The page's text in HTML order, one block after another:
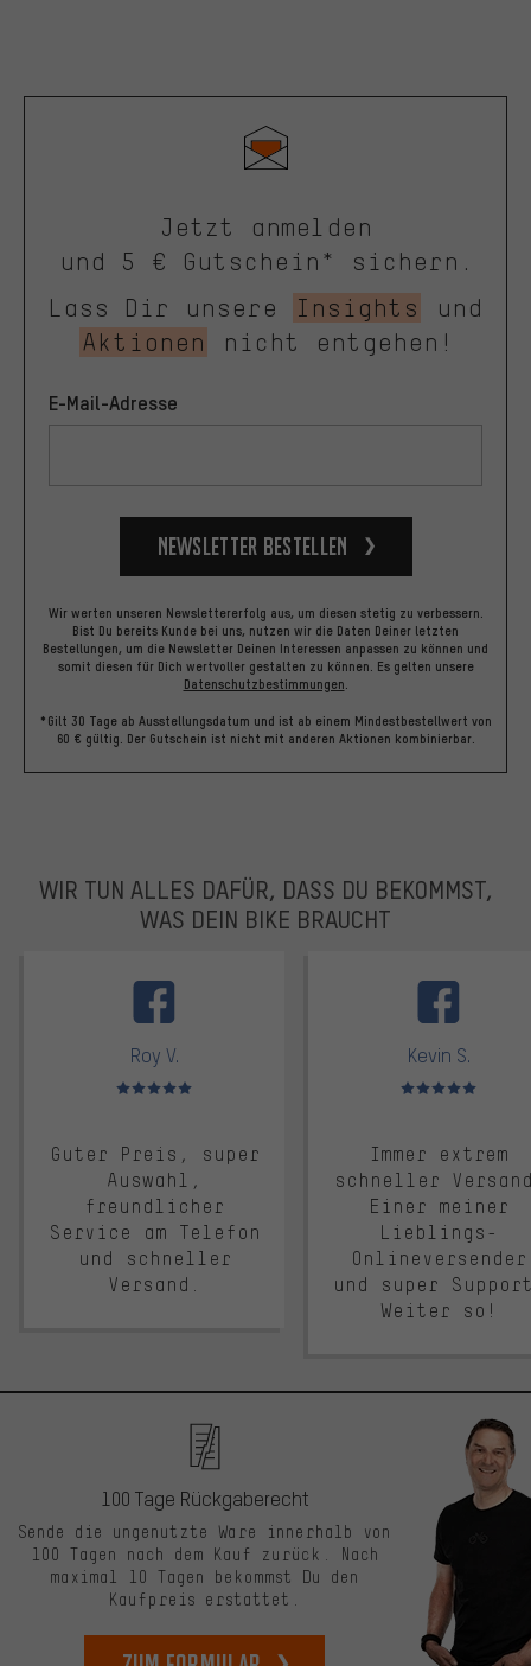
Jetzt anmelden
und 5 € Gutschein* sichern.
Lass Dir unsere
Insights
und
Aktionen
nicht entgehen!
E-Mail-Adresse
Newsletter bestellen
Wir werten unseren Newslettererfolg aus, um diesen stetig zu verbessern.
Bist Du bereits Kunde bei uns, nutzen wir die Daten Deiner letzten
Bestellungen, um die Newsletter Deinen Interessen anpassen zu können und
somit diesen für Dich wertvoller gestalten zu können. Es gelten unsere
Datenschutzbestimmungen.
*Gilt 30 Tage ab Ausstellungsdatum und ist ab einem Mindestbestellwert von
60 € gültig. Der Gutschein ist nicht mit anderen Aktionen kombinierbar.
WIR TUN ALLES DAFÜR, DASS DU BEKOMMST,
WAS DEIN BIKE BRAUCHT
Roy V.
Bewertungen: 5 von 5
Guter Preis, super
Auswahl,
freundlicher
Service am Telefon
und schneller
Versand.
Kevin S.
Bewertungen: 5 von 5
Immer extrem
schneller
Einer meiner
Lieblings-
Onlineversender
und super
Weiter so!
100 Tage Rückgaberecht
Sende die ungenutzte Ware innerhalb von
100 Tagen nach dem Kauf zurück. Nach
maximal 10 Tagen bekommst Du den
Kaufpreis erstattet.